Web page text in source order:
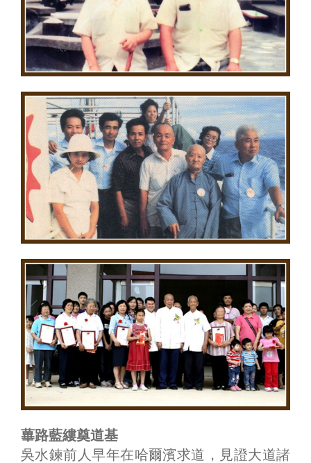
蓽路藍縷奠道基
吳水鍊前人早年在哈爾濱求道，見證大道諸